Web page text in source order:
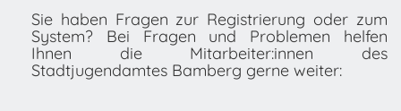
Sie haben Fragen zur Registrierung oder zum
System? Bei Fragen und Problemen helfen
Ihnen die Mitarbeiter:innen des
Stadtjugendamtes Bamberg gerne weiter: